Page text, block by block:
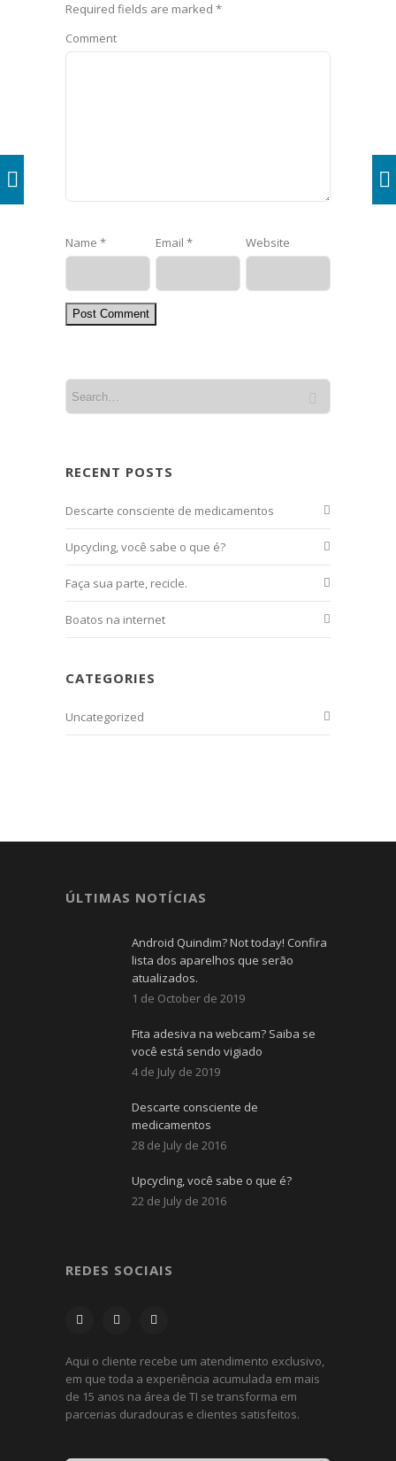
Required fields are marked *
Comment
Name * Email * Website
RECENT POSTS
Descarte consciente de medicamentos
Upcycling, você sabe o que é?
Faça sua parte, recicle.
Boatos na internet
CATEGORIES
Uncategorized
ÚLTIMAS NOTÍCIAS
Android Quindim? Not today! Confira
lista dos aparelhos que serão
atualizados.
1 de October de 2019
Fita adesiva na webcam? Saiba se
você está sendo vigiado
4 de July de 2019
Descarte consciente de
medicamentos
28 de July de 2016
Upcycling, você sabe o que é?
22 de July de 2016
REDES SOCIAIS
Aqui o cliente recebe um atendimento exclusivo,
em que toda a experiência acumulada em mais
de 15 anos na área de TI se transforma em
parcerias duradouras e clientes satisfeitos.